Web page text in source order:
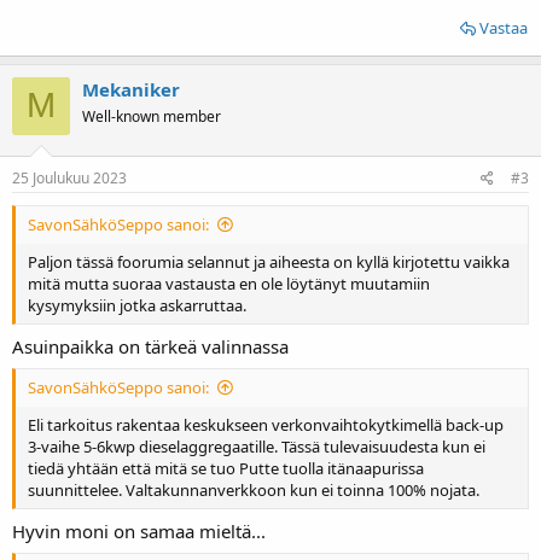
Vastaa
M Mekaniker
Well-known member
25 Joulukuu 2023 #3
SavonSähköSeppo sanoi:
Paljon tässä foorumia selannut ja aiheesta on kyllä kirjotettu vaikka
mitä mutta suoraa vastausta en ole löytänyt muutamiin
kysymyksiin jotka askarruttaa.
Asuinpaikka on tärkeä valinnassa
SavonSähköSeppo sanoi:
Eli tarkoitus rakentaa keskukseen verkonvaihtokytkimellä back-up
3-vaihe 5-6kwp dieselaggregaatille. Tässä tulevaisuudesta kun ei
tiedä yhtään että mitä se tuo Putte tuolla itänaapurissa
suunnittelee. Valtakunnanverkkoon kun ei toinna 100% nojata.
Hyvin moni on samaa mieltä...